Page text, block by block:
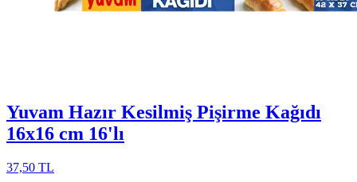
Yuvam Hazır Kesilmiş Pişirme Kağıdı
16x16 cm 16'lı
37,50 TL